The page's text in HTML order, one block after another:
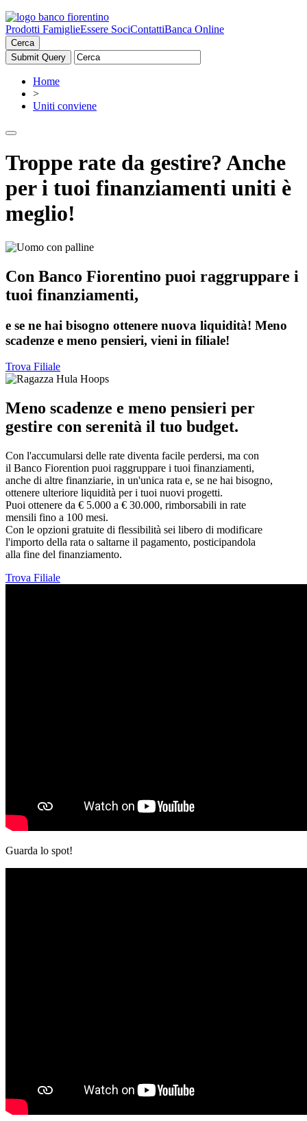
Prodotti FamiglieEssere SociContattiBanca Online
Cerca
Home
>
Uniti conviene
Troppe rate da gestire? Anche
per i tuoi finanziamenti uniti è
meglio!
Con Banco Fiorentino puoi raggruppare i
tuoi finanziamenti,
e se ne hai bisogno ottenere nuova liquidità! Meno
scadenze e meno pensieri, vieni in filiale!
Trova Filiale
Meno scadenze e meno pensieri per
gestire con serenità il tuo budget.
Con l'accumularsi delle rate diventa facile perdersi, ma con
il Banco Fiorention puoi raggruppare i tuoi finanziamenti,
anche di altre finanziarie, in un'unica rata e, se ne hai bisogno,
ottenere ulteriore liquidità per i tuoi nuovi progetti.
Puoi ottenere da € 5.000 a € 30.000, rimborsabili in rate
mensili fino a 100 mesi.
Con le opzioni gratuite di flessibilità sei libero di modificare
l'importo della rata o saltarne il pagamento, posticipandola
alla fine del finanziamento.
Trova Filiale
Guarda lo spot!